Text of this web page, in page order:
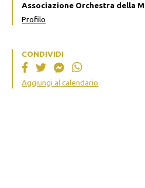
Associazione Orchestra della
Profilo
CONDIVIDI
Aggiungi al calendario